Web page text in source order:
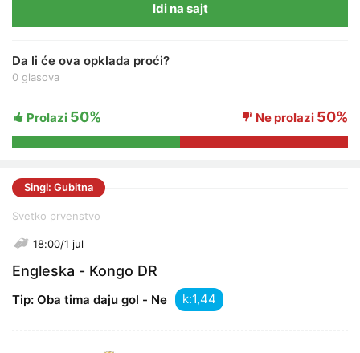
Idi na sajt
Da li će ova opklada proći?
0 glasova
Prolazi 50% Ne prolazi 50%
Singl: Gubitna
Svetko prvenstvo
18:00/1 jul
Engleska - Kongo DR
Tip: Oba tima daju gol - Ne k: